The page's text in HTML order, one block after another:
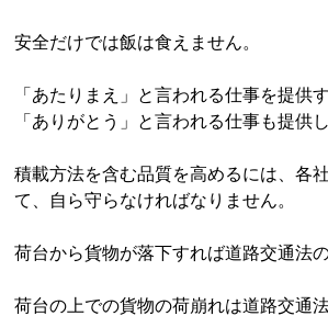
安全だけでは飯は食えません。
「あたりまえ」と言われる仕事を提供
「ありがとう」と言われる仕事も提供
積載方法を含む品質を高めるには、各
て、自ら守らなければなりません。
荷台から貨物が落下すれば道路交通法
荷台の上での貨物の荷崩れは道路交通